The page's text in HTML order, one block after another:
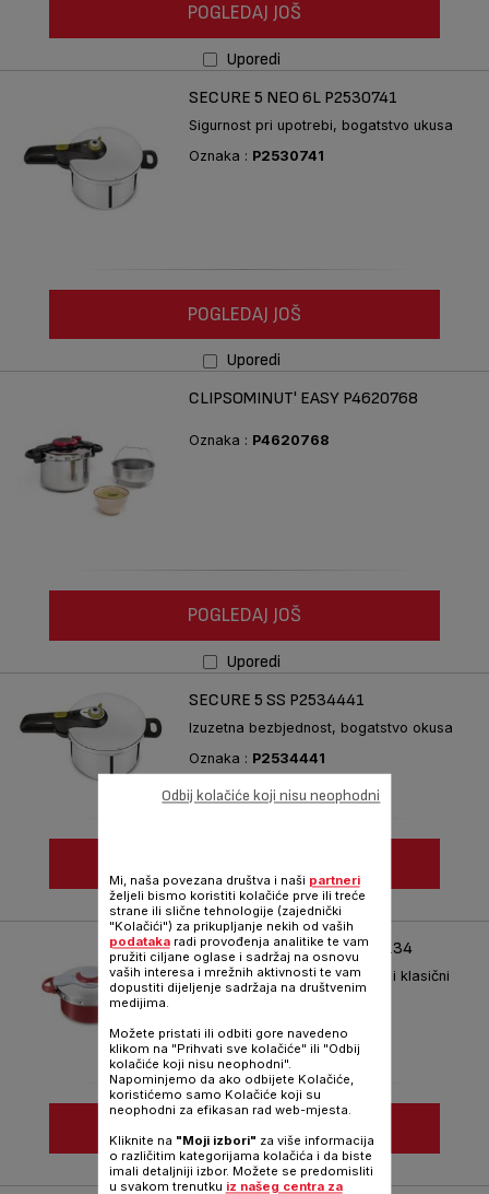
POGLEDAJ JOŠ
Uporedi
SECURE 5 NEO 6L P2530741
Sigurnost pri upotrebi, bogatstvo ukusa
Oznaka : P2530741
POGLEDAJ JOŠ
Uporedi
CLIPSOMINUT' EASY P4620768
Oznaka : P4620768
POGLEDAJ JOŠ
Uporedi
SECURE 5 SS P2534441
Izuzetna bezbjednost, bogatstvo okusa
Oznaka : P2534441
Uporedi
CLIPSOMINUT' DUO P4605134
Prvi Tefal 2 u 1 ekspres lonac i klasični
lonac
Uporedi
Mi, naša povezana društva i naši partneri
željeli bismo koristiti kolačiće prve ili treće
strane ili slične tehnologije (zajednički
"Kolačići") za prikupljanje nekih od vaših
podatakaradi provođenja analitike te vam
pružiti ciljane oglase i sadržaj na osnovu
vaših interesa i mrežnih aktivnosti te vam
dopustiti dijeljenje sadržaja na društvenim
medijima.
Možete pristati ili odbiti gore navedeno
klikom na "Prihvati sve kolačiće" ili "Odbij
kolačiće koji nisu neophodni".
Napominjemo da ako odbijete Kolačiće,
koristićemo samo Kolačiće koji su
neophodni za efikasan rad web-mjesta.
Kliknite na "Moji izbori" za više informacija
o različitim kategorijama kolačića i da biste
imali detaljniji izbor. Možete se predomisliti
u svakom trenutku iz našeg centra za
Odbij kolačiće koji nisu neophodni